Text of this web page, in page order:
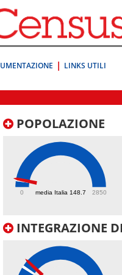
LINKS UTILI
POPOLAZIONE
media Italia 148.7
0 2850
INTEGRAZIONE